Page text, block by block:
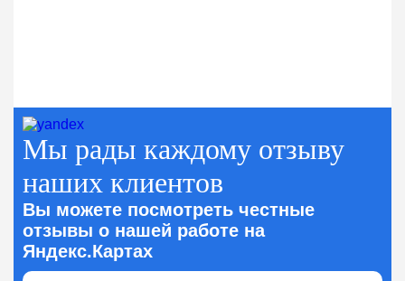
Мы рады каждому отзыву
наших клиентов
Вы можете посмотреть честные
отзывы о нашей работе на
Яндекс.Картах